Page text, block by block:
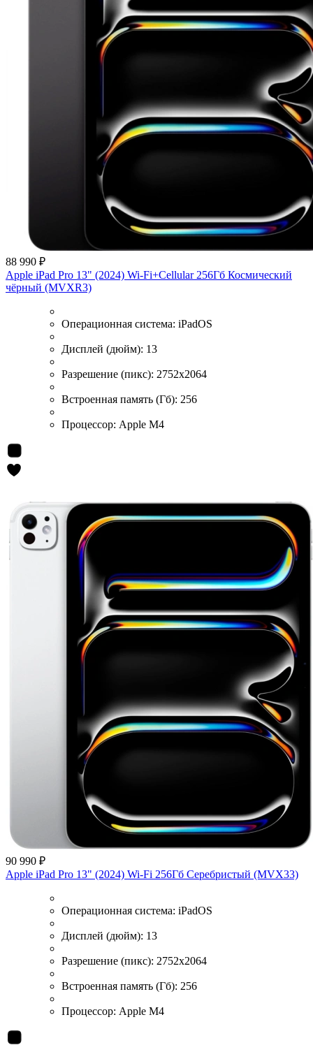
88 990 ₽
Apple iPad Pro 13" (2024) Wi-Fi+Cellular 256Гб Космический
чёрный (MVXR3)
Операционная система: iPadOS
Дисплей (дюйм): 13
Разрешение (пикс): 2752x2064
Встроенная память (Гб): 256
Процессор: Apple M4
90 990 ₽
Apple iPad Pro 13" (2024) Wi-Fi 256Гб Серебристый (MVX33)
Операционная система: iPadOS
Дисплей (дюйм): 13
Разрешение (пикс): 2752x2064
Встроенная память (Гб): 256
Процессор: Apple M4